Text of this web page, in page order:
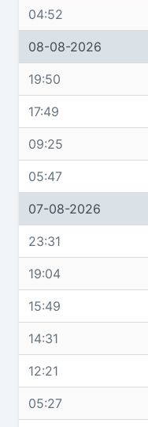
04:52
08-08-2026
19:50
17:49
09:25
05:47
07-08-2026
23:31
19:04
15:49
14:31
12:21
05:27